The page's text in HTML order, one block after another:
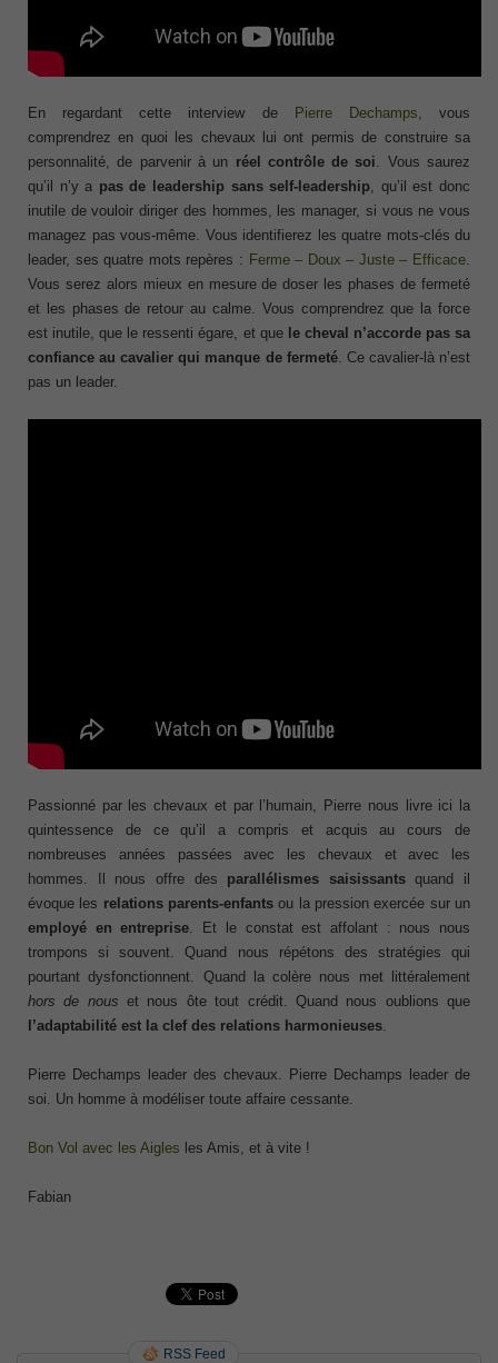
En regardant cette interview de Pierre Dechamps , vous
comprendrez en quoi les chevaux lui ont permis de construire sa
personnalité, de parvenir à un réel contrôle de soi . Vous saurez
qu’il n’y a pas de leadership sans self-leadership , qu’il est donc
inutile de vouloir diriger des hommes, les manager, si vous ne vous
managez pas vous-même. Vous identifierez les quatre mots-clés du
leader, ses quatre mots repères : Ferme – Doux – Juste – Efficace
Vous serez alors mieux en mesure de doser les phases de fermeté
et les phases de retour au calme. Vous comprendrez que la force
est inutile, que le ressenti égare, et que le cheval n’accorde pas sa
confiance au cavalier qui manque de fermeté. Ce cavalier-là n’est
pas un leader.
Passionné par les chevaux et par l’humain, Pierre nous livre ici la
quintessence de ce qu’il a compris et acquis au cours de
nombreuses années passées avec les chevaux et avec les
hommes. Il nous offre des parallélismes saisissantsquand il
évoque les relations parents-enfants ou la pression exercée sur un
employé en entreprise . Et le constat est affolant : nous nous
trompons si souvent. Quand nous répétons des stratégies qui
pourtant dysfonctionnent. Quand la colère nous met littéralement
hors de nous et nous ôte tout crédit. Quand nous oublions que
l’adaptabilité est la clef des relations harmonieuses
Pierre Dechamps leader des chevaux. Pierre Dechamps leader de
soi. Un homme à modéliser toute affaire cessante.
Bon Vol avec les Aigles les Amis, et à vite !
Fabian
RSS Feed